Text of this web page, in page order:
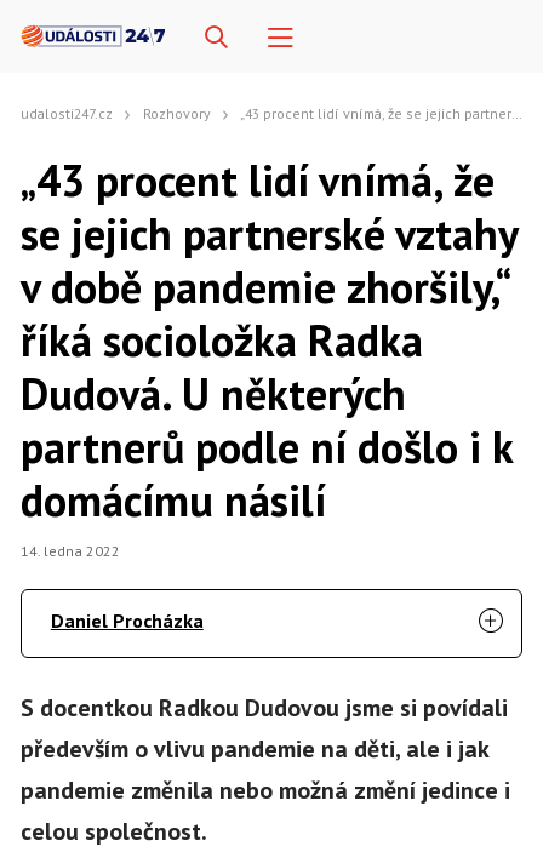
udalosti247.cz Rozhovory „43 procent lidí vnímá, že se jejich partnerské vztahy v době pandemie zhoršily,“ říká socioložka Radka Dudová. U některých partnerů podle ní došlo i k domácímu násilí
„43 procent lidí vnímá, že
se jejich partnerské vztahy
v době pandemie zhoršily,“
říká socioložka Radka
Dudová. U některých
partnerů podle ní došlo i k
domácímu násilí
14. ledna 2022
Daniel Procházka
S docentkou Radkou Dudovou jsme si povídali
především o vlivu pandemie na děti, ale i jak
pandemie změnila nebo možná změní jedince i
celou společnost.